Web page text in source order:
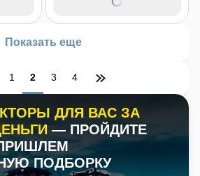
Показать еще
1 2 3 4
ДЛЯ ВАС ЗА
— ПРОЙДИТЕ
ПОДБОРКУ